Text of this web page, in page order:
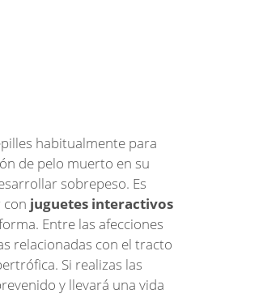
habitualmente para
de pelo muerto en su
sobrepeso. Es
con juguetes interactivos
Entre las afecciones
relacionadas con el tracto
Si realizas las
y llevará una vida